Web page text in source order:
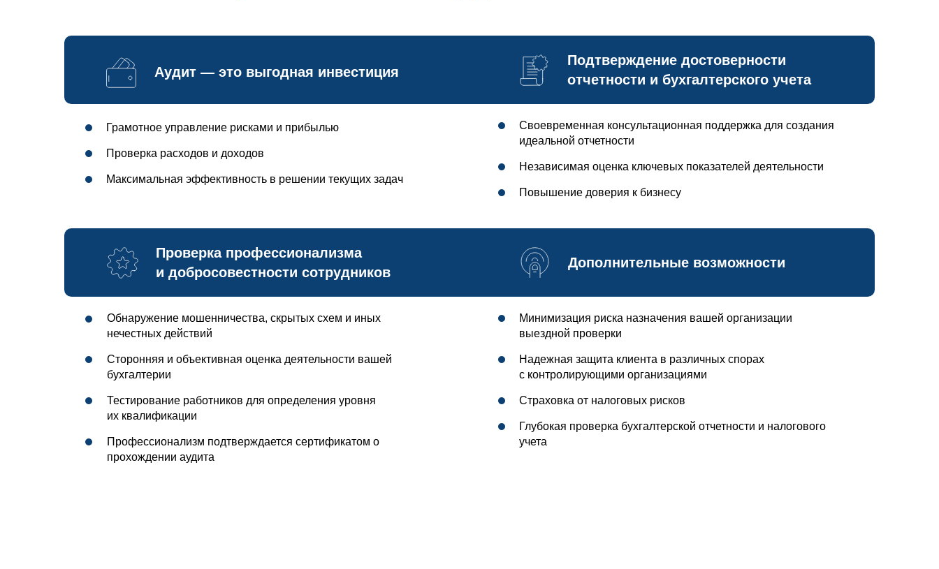
Аудит — это выгодная инвестиция
Грамотное управление рисками и прибылью
Проверка расходов и доходов
Максимальная эффективность в решении текущих задач
Подтверждение достоверности
отчетности и бухгалтерского учета
Своевременная консультационная поддержка для создания
идеальной отчетности
Независимая оценка ключевых показателей деятельности
Повышение доверия к бизнесу
Проверка профессионализма
и добросовестности сотрудников
Обнаружение мошенничества, скрытых схем и иных
нечестных действий
Сторонняя и объективная оценка деятельности вашей
бухгалтерии
Профессионализм подтверждается сертификатом о
прохождении аудита
Тестирование работников для определения уровня
их квалификации
Дополнительные возможности
Надежная защита клиента в различных спорах
с контролирующими организациями
Глубокая проверка бухгалтерской отчетности и налогового
учета
Страховка от налоговых рисков
Минимизация риска назначения вашей организации
выездной проверки